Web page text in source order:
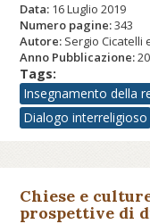
Data: 16 Luglio 2019
Numero pagine:343
Autore: Sergio Cicatelli
Anno Pubblicazione:
Tags:
Insegnamento della
Dialogo interreligioso
Chiese e
prospettive di